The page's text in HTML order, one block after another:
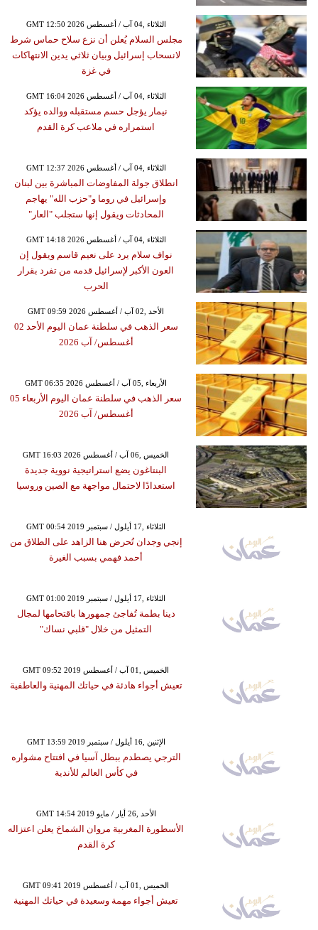
GMT 12:50 2026 الثلاثاء ,04 آب / أغسطس
مجلس السلام يُعلن أن نزع سلاح حماس شرط
لانسحاب إسرائيل وبيان ثلاثي يدين الانتهاكات
في غزة
GMT 16:04 2026 الثلاثاء ,04 آب / أغسطس
نيمار يؤجل حسم مستقبله ووالده يؤكد
استمراره في ملاعب كرة القدم
GMT 12:37 2026 الثلاثاء ,04 آب / أغسطس
انطلاق جولة المفاوضات المباشرة بين لبنان
وإسرائيل في روما و"حزب الله" يهاجم
المحادثات ويقول إنها ستجلب "العار"
GMT 14:18 2026 الثلاثاء ,04 آب / أغسطس
نواف سلام يرد على نعيم قاسم ويقول إن
العون الأكبر لإسرائيل قدمه من تفرد بقرار
الحرب
GMT 09:59 2026 الأحد ,02 آب / أغسطس
سعر الذهب في سلطنة عمان اليوم الأحد 02
أغسطس/ آب 2026
GMT 06:35 2026 الأربعاء ,05 آب / أغسطس
سعر الذهب في سلطنة عمان اليوم الأربعاء 05
أغسطس/ آب 2026
GMT 16:03 2026 الخميس ,06 آب / أغسطس
البنتاغون يضع استراتيجية نووية جديدة
استعدادًا لاحتمال مواجهة مع الصين وروسيا
GMT 00:54 2019 الثلاثاء ,17 أيلول / سبتمبر
إنجي وجدان تُحرض هنا الزاهد على الطلاق من
أحمد فهمي بسبب الغيرة
GMT 01:00 2019 الثلاثاء ,17 أيلول / سبتمبر
دينا بطمة تُفاجئ جمهورها باقتحامها لمجال
التمثيل من خلال "قلبي نساك"
GMT 09:52 2019 الخميس ,01 آب / أغسطس
تعيش أجواء هادئة في حياتك المهنية والعاطفية
GMT 13:59 2019 الإثنين ,16 أيلول / سبتمبر
الترجي يصطدم ببطل آسيا في افتتاح مشواره
في كأس العالم للأندية
GMT 14:54 2019 الأحد ,26 أيار / مايو
الأسطورة المغربية مروان الشماخ يعلن اعتزاله
كرة القدم
GMT 09:41 2019 الخميس ,01 آب / أغسطس
تعيش أجواء مهمة وسعيدة في حياتك المهنية